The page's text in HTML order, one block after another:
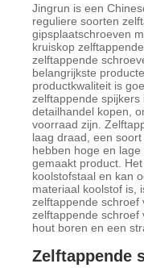
Jingrun is een
reguliere soorten
gipsplaatschroeven
kruiskop
zelftappende
belangrijkste
productkwaliteit is
zelftappende
detailhandel kopen,
voorraad zijn.
laag draad, een
hebben hoge en
gemaakt product.
koolstofstaal en kan
materiaal koolstof is,
zelftappende schroef
zelftappende schroef
hout boren en een
Zelftappende